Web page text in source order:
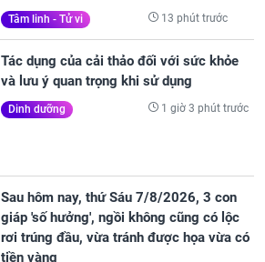
Tâm linh - Tử vi 13 phút trước
Tác dụng của cải thảo đối với sức khỏe
và lưu ý quan trọng khi sử dụng
Dinh dưỡng 1 giờ 3 phút trước
Sau hôm nay, thứ Sáu 7/8/2026, 3 con
giáp 'số hưởng', ngồi không cũng có lộc
rơi trúng đầu, vừa tránh được họa vừa có
tiền vàng